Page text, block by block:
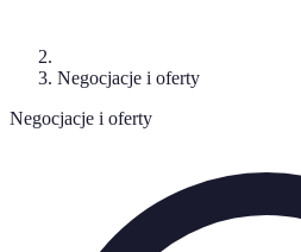
Negocjacje i oferty
Negocjacje i oferty